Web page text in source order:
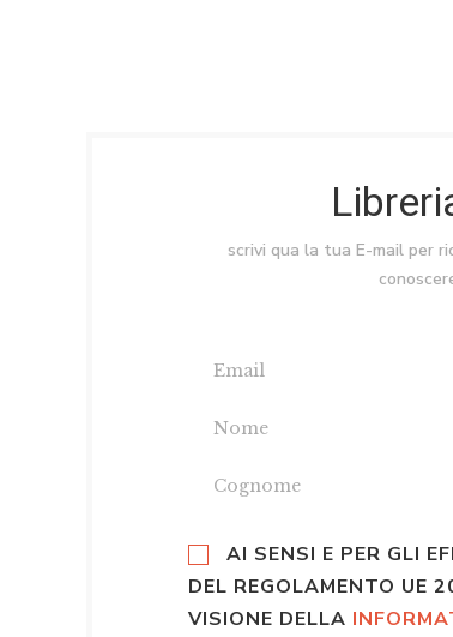
scrivi qua la tua E-mail per
AI SENSI E PER GLI
DEL REGOLAMENTO UE
VISIONE DELLA